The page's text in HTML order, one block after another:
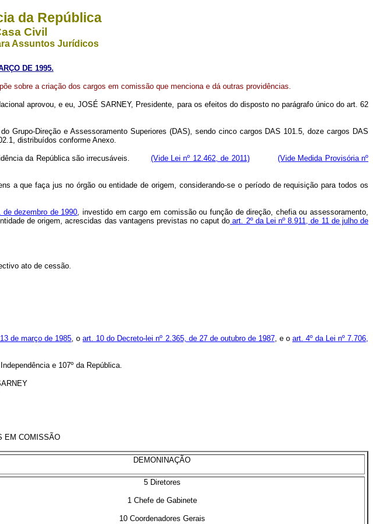
da República
Civil
Assuntos Jurídicos
DE 1995.
sobre a criação dos cargos em comissão que menciona e dá outras providências.
aprovou, e eu, JOSÉ SARNEY, Presidente, para os efeitos do disposto no parágrafo único do art. 62
Direção e Assessoramento Superiores (DAS), sendo cinco cargos DAS 101.5, doze cargos DAS
distribuídos conforme Anexo.
da República são irrecusáveis. (Vide Lei nº 12.462, de 2011)
(Vide Medida Provisória nº
a que faça jus no órgão ou entidade de origem, considerando-se o período de requisição para todos os
de dezembro de 1990, investido em cargo em comissão ou função de direção, chefia ou assessoramento,
de origem, acrescidas das vantagens previstas no caput do art. 2º da Lei nº 8.911, de 11 de julho de
ato de cessão.
de março de 1985, oart. 10 do Decreto-lei nº 2.365, de 27 de outubro de 1987, e o art. 4º da Lei nº 7.706,
e 107º da República.
EM COMISSÃO
DEMONINAÇÃO
5 Diretores
1 Chefe de Gabinete
10 Coordenadores Gerais